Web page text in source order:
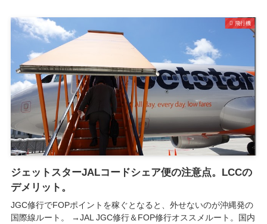
飛行機
ジェットスターJALコードシェア便の注意点。LCCの
デメリット。
JGC修行でFOPポイントを稼ぐとなると、外せないのが沖縄発の
国際線ルート。 →JAL JGC修行＆FOP修行オススメルート。国内